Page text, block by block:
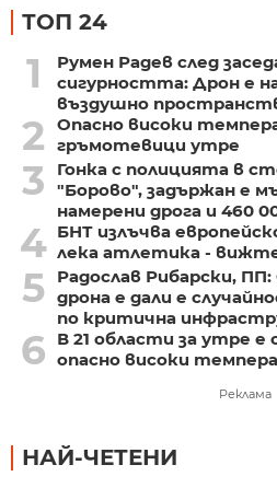
ТОП 24
1
Румен Радев след
сигурността: Дрон е
въздушно
2
Опасно високи
гръмотевици утре
3
Гонка с полицията в
"Борово", задържан е
намерени дрога и 460
4 БНТ излъчва
лека атлетика -
5
Радослав Рибарски,
дрона е дали е
по критична
6
В 21 области за утре е
опасно високи
Реклама
НАЙ-ЧЕТЕНИ